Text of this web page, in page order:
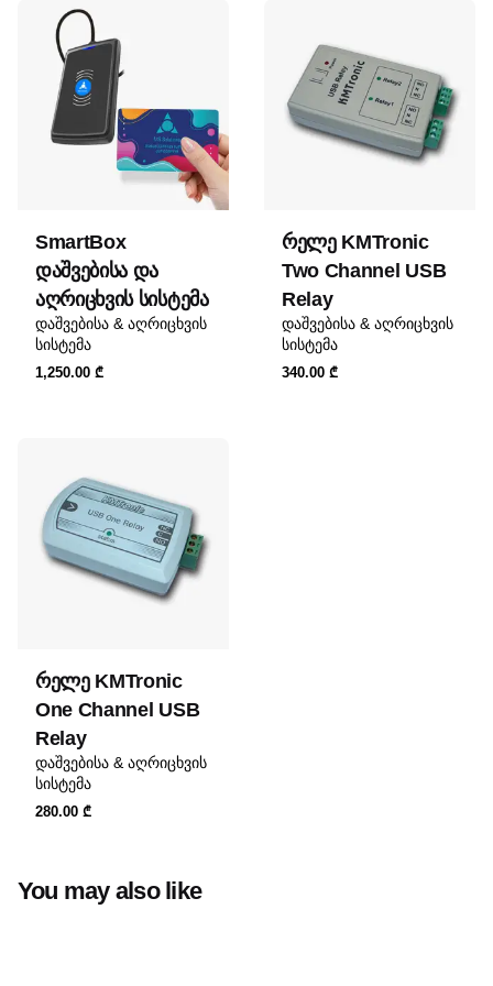
Only logged in customers who have purchased this
product may leave a review.
You may also like
SmartBox
დაშვებისა და
აღრიცხვის სისტემა
დაშვებისა & აღრიცხვის
სისტემა
1,250.00 ₾
რელე KMTronic
Two Channel USB
Relay
დაშვებისა & აღრიცხვის
სისტემა
340.00 ₾
რელე KMTronic
One Channel USB
Relay
დაშვებისა & აღრიცხვის
სისტემა
280.00 ₾